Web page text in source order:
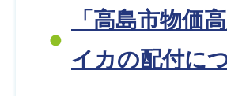
「高島市物価
イカの配付に